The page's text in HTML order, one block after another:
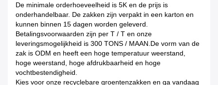
De minimale orderhoeveelheid is 5K en de prijs is
onderhandelbaar. De zakken zijn verpakt in een karton en
kunnen binnen 15 dagen worden geleverd.
Betalingsvoorwaarden zijn per T / T en onze
leveringsmogelijkheid is 300 TONS / MAAN.De vorm van de
zak is ODM en heeft een hoge temperatuur weerstand,
hoge weerstand, hoge afdrukbaarheid en hoge
vochtbestendigheid.
Kies voor onze recyclebare groentenzakken en ga vandaag